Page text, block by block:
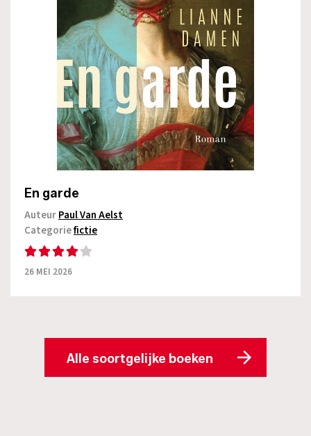
En garde
AuteurPaul Van Aelst
Categoriefictie
26 MEI 2026
Alle soortgelijke boeken